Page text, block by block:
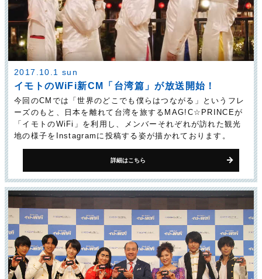
2017.10.1 sun
イモトのWiFi新CM「台湾篇」が放送開始！
今回のCMでは「世界のどこでも僕らはつながる」というフレ
ーズのもと、日本を離れて台湾を旅するMAG!C☆PRINCEが
「イモトのWiFi」を利用し、メンバーそれぞれが訪れた観光
地の様子をInstagramに投稿する姿が描かれております。
詳細はこちら